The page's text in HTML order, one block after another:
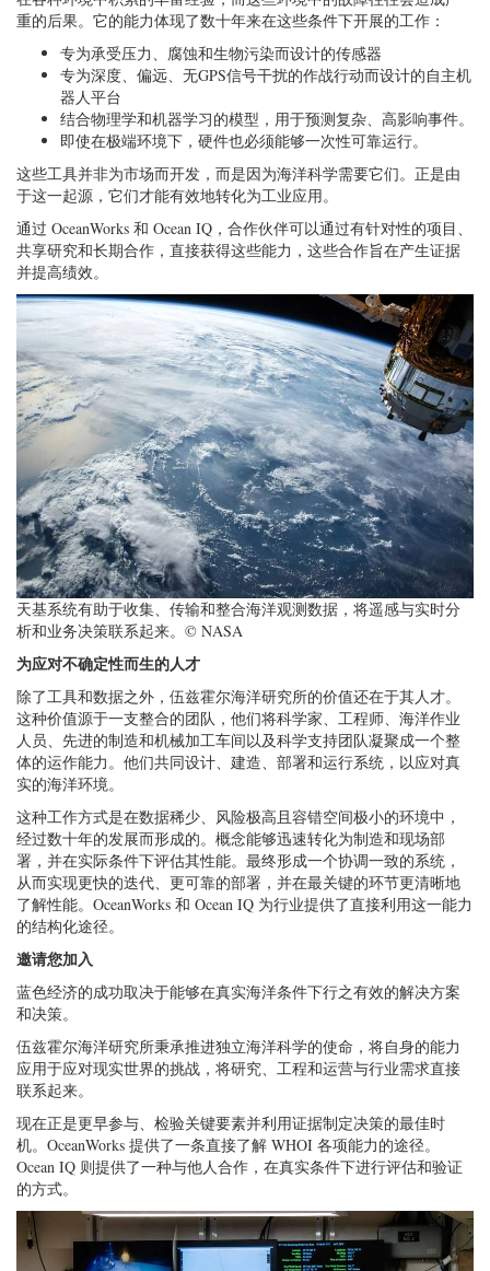
重的后果。它的能力体现了数十年来在这些条件下开展的工作：
专为承受压力、腐蚀和生物污染而设计的传感器
专为深度、偏远、无GPS信号干扰的作战行动而设计的自主机
器人平台
结合物理学和机器学习的模型，用于预测复杂、高影响事件。
即使在极端环境下，硬件也必须能够一次性可靠运行。
这些工具并非为市场而开发，而是因为海洋科学需要它们。正是由
于这一起源，它们才能有效地转化为工业应用。
通过 OceanWorks 和 Ocean IQ，合作伙伴可以通过有针对性的项目、
共享研究和长期合作，直接获得这些能力，这些合作旨在产生证据
并提高绩效。
天基系统有助于收集、传输和整合海洋观测数据，将遥感与实时分
析和业务决策联系起来。© NASA
为应对不确定性而生的人才
除了工具和数据之外，伍兹霍尔海洋研究所的价值还在于其人才。
这种价值源于一支整合的团队，他们将科学家、工程师、海洋作业
人员、先进的制造和机械加工车间以及科学支持团队凝聚成一个整
体的运作能力。他们共同设计、建造、部署和运行系统，以应对真
实的海洋环境。
这种工作方式是在数据稀少、风险极高且容错空间极小的环境中，
经过数十年的发展而形成的。概念能够迅速转化为制造和现场部
署，并在实际条件下评估其性能。最终形成一个协调一致的系统，
从而实现更快的迭代、更可靠的部署，并在最关键的环节更清晰地
了解性能。OceanWorks 和 Ocean IQ 为行业提供了直接利用这一能力
的结构化途径。
邀请您加入
蓝色经济的成功取决于能够在真实海洋条件下行之有效的解决方案
和决策。
伍兹霍尔海洋研究所秉承推进独立海洋科学的使命，将自身的能力
应用于应对现实世界的挑战，将研究、工程和运营与行业需求直接
联系起来。
现在正是更早参与、检验关键要素并利用证据制定决策的最佳时
机。OceanWorks 提供了一条直接了解 WHOI 各项能力的途径。
Ocean IQ 则提供了一种与他人合作，在真实条件下进行评估和验证
的方式。